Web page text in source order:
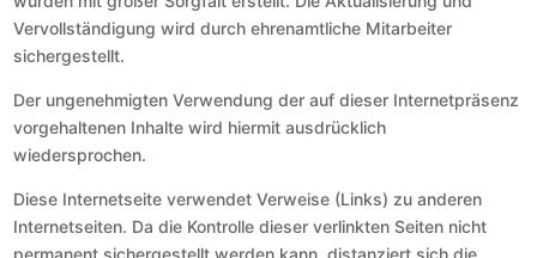
Vervollständigung wird durch ehrenamtliche Mitarbeiter
sichergestellt.
Der ungenehmigten Verwendung der auf dieser Internetpräsenz
vorgehaltenen Inhalte wird hiermit ausdrücklich
wiedersprochen.
Diese Internetseite verwendet Verweise (Links) zu anderen
Internetseiten. Da die Kontrolle dieser verlinkten Seiten nicht
permanent sichergestellt werden kann, distanziert sich die